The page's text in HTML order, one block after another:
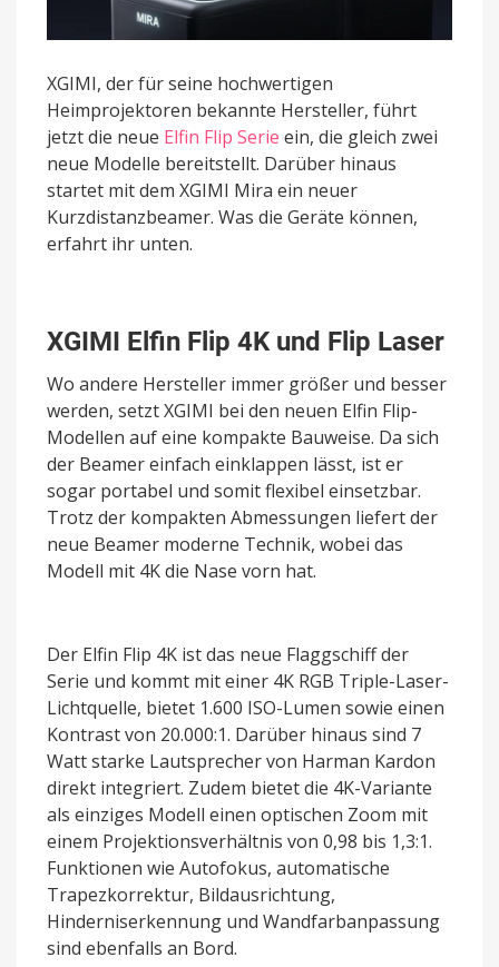
XGIMI, der für seine hochwertigen
Heimprojektoren bekannte Hersteller, führt
jetzt die neue Elfin Flip Serie ein, die gleich zwei
neue Modelle bereitstellt. Darüber hinaus
startet mit dem XGIMI Mira ein neuer
Kurzdistanzbeamer. Was die Geräte können,
erfahrt ihr unten.
XGIMI Elfin Flip 4K und Flip Laser
Wo andere Hersteller immer größer und besser
werden, setzt XGIMI bei den neuen Elfin Flip-
Modellen auf eine kompakte Bauweise. Da sich
der Beamer einfach einklappen lässt, ist er
sogar portabel und somit flexibel einsetzbar.
Trotz der kompakten Abmessungen liefert der
neue Beamer moderne Technik, wobei das
Modell mit 4K die Nase vorn hat.
Der Elfin Flip 4K ist das neue Flaggschiff der
Serie und kommt mit einer 4K RGB Triple-Laser-
Lichtquelle, bietet 1.600 ISO-Lumen sowie einen
Kontrast von 20.000:1. Darüber hinaus sind 7
Watt starke Lautsprecher von Harman Kardon
direkt integriert. Zudem bietet die 4K-Variante
als einziges Modell einen optischen Zoom mit
einem Projektionsverhältnis von 0,98 bis 1,3:1.
Funktionen wie Autofokus, automatische
Trapezkorrektur, Bildausrichtung,
Hinderniserkennung und Wandfarbanpassung
sind ebenfalls an Bord.